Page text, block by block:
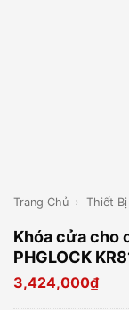
Trang Chủ › Thiết
Khóa cửa cho
PHGLOCK
3,424,000₫